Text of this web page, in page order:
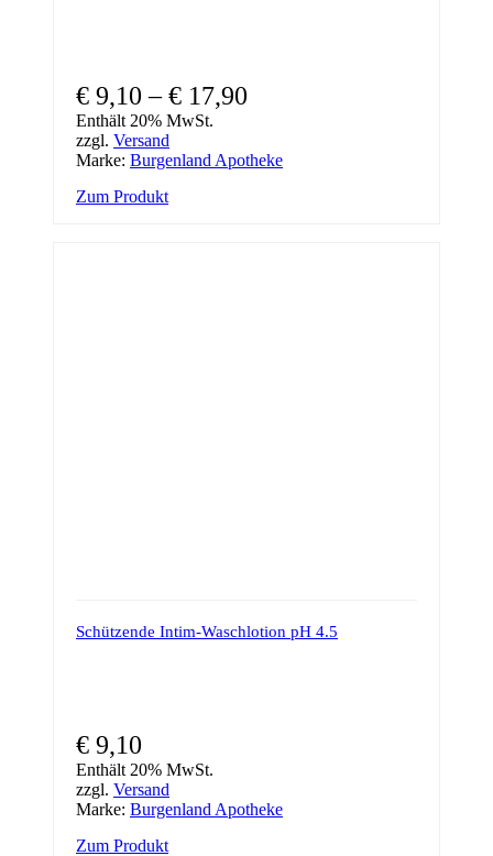
€ 9,10 –€ 17,90
Enthält 20% MwSt.
zzgl. Versand
Marke: Burgenland Apotheke
Zum Produkt
Schützende Intim-Waschlotion pH 4.5
€ 9,10
Enthält 20% MwSt.
zzgl. Versand
Marke: Burgenland Apotheke
Zum Produkt